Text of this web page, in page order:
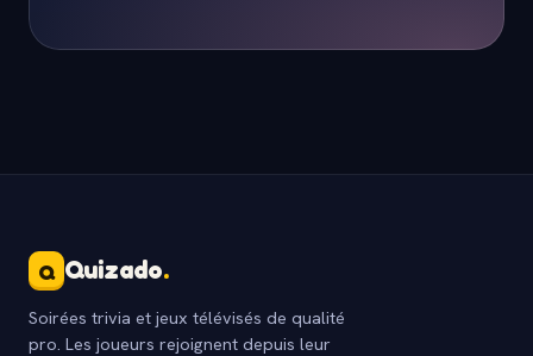
Q Quizado.
Soirées trivia et jeux télévisés de qualité
pro. Les joueurs rejoignent depuis leur